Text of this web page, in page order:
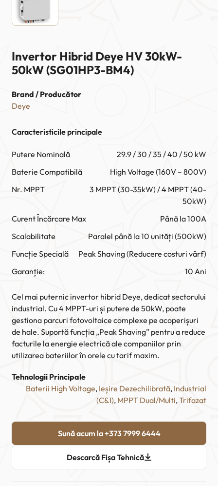
Invertor Hibrid Deye HV 30kW-
50kW (SG01HP3-BM4)
Brand / Producător
Deye
Caracteristicile principale
Putere Nominală
29.9 / 30 / 35 / 40 / 50 kW
Baterie Compatibilă
High Voltage (160V – 800V)
Nr. MPPT
3 MPPT (30-35kW) / 4 MPPT (40-
50kW)
Curent Încărcare Max
Până la 100A
Scalabilitate
Paralel până la 10 unități (500kW)
Funcție Specială
Peak Shaving (Reducere costuri vârf)
Garanție:
10 Ani
Cel mai puternic invertor hibrid Deye, dedicat sectorului
industrial. Cu 4 MPPT-uri și putere de 50kW, poate
gestiona parcuri fotovoltaice complexe pe acoperișuri
de hale. Suportă funcția „Peak Shaving” pentru a reduce
facturile la energie electrică ale companiilor prin
utilizarea bateriilor în orele cu tarif maxim.
Tehnologii Principale
Baterii High Voltage, Ieșire Dezechilibrată, Industrial
(C&I), MPPT Dual/Multi, Trifazat
Sună acum la +373 7999 6444
Descarcă Fișa Tehnică